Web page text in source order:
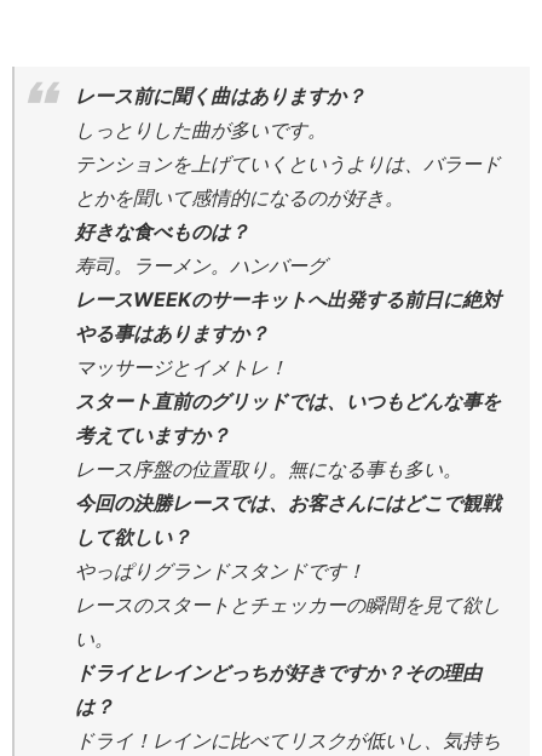
レース前に聞く曲はありますか？
しっとりした曲が多いです。
テンションを上げていくというよりは、バラード
とかを聞いて感情的になるのが好き。
好きな食べものは？
寿司。ラーメン。ハンバーグ
レースWEEKのサーキットへ出発する前日に絶対
やる事はありますか？
マッサージとイメトレ！
スタート直前のグリッドでは、いつもどんな事を
考えていますか？
レース序盤の位置取り。無になる事も多い。
今回の決勝レースでは、お客さんにはどこで観戦
して欲しい？
やっぱりグランドスタンドです！
レースのスタートとチェッカーの瞬間を見て欲し
い。
ドライとレインどっちが好きですか？その理由
は？
ドライ！レインに比べてリスクが低いし、気持ち